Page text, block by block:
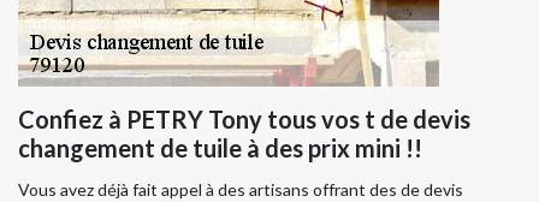
Confiez à PETRY Tony tous vos t de devis
changement de tuile à des prix mini !!
Vous avez déjà fait appel à des artisans offrant des de devis